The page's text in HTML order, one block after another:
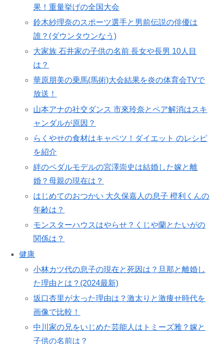
果！重量挙げの全国大会
鈴木紗理奈のスポーツ選手と男前伝説の俳優は
誰？(ダウンタウンなう)
大家族 石井家の子供の名前 長女や長男 10人目
は？
華原朋美の乗馬(馬術)大会結果を炎の体育会TVで
放送！
山本アナの社交ダンス 市來玲奈とペア解消はスキ
ャンダルが原因？
らくやせの食材はキャベツ！ダイエット のレシピ
を紹介
絆のペダルモデルの宮澤崇史は結婚した嫁と離
婚？母親の現在は？
はじめてのおつかい 大久保嘉人の息子 橙利くんの
年齢は？
モンスターハウスはやらせ？くじや蘭とたいがの
関係は？
健康
小林カツ代の息子の現在と死因は？旦那と離婚し
た理由とは？(2024最新)
坂口杏里が太った理由は？激太りと激痩せ時代を
画像で比較！
中川家の兄をいじめた芸能人はトミーズ雅？嫁と
子供の名前は？